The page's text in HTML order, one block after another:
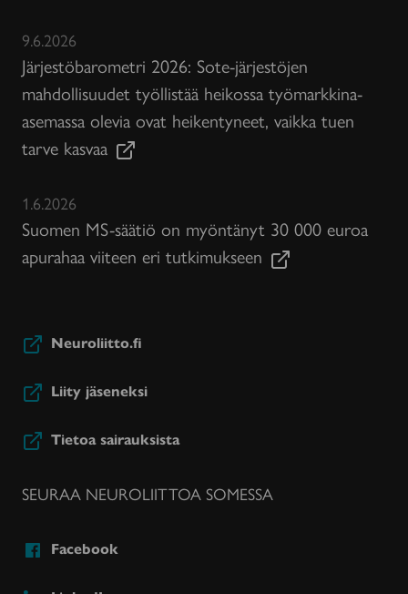
9.6.2026
Järjestöbarometri 2026: Sote-järjestöjen
mahdollisuudet työllistää heikossa työmarkkina-
asemassa olevia ovat heikentyneet, vaikka tuen
tarve kasvaa
1.6.2026
Suomen MS-säätiö on myöntänyt 30 000 euroa
apurahaa viiteen eri tutkimukseen
Neuroliitto.fi
Liity jäseneksi
Tietoa sairauksista
SEURAA NEUROLIITTOA SOMESSA
Facebook